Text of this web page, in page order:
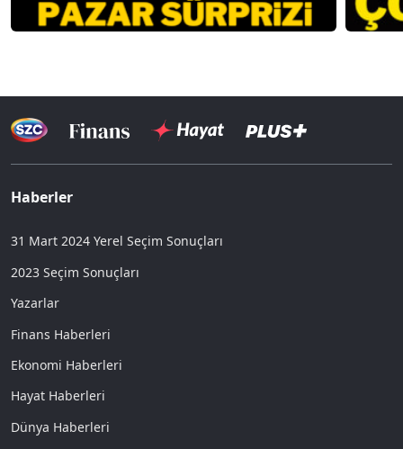
Haberler
31 Mart 2024 Yerel Seçim Sonuçları
2023 Seçim Sonuçları
Yazarlar
Finans Haberleri
Ekonomi Haberleri
Hayat Haberleri
Dünya Haberleri